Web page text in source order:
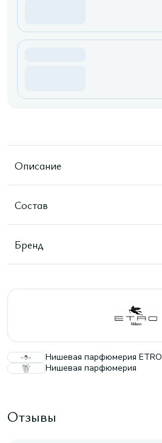
Описание
Состав
Бренд
Нишевая парфюмерия ETRO
Нишевая парфюмерия
Отзывы